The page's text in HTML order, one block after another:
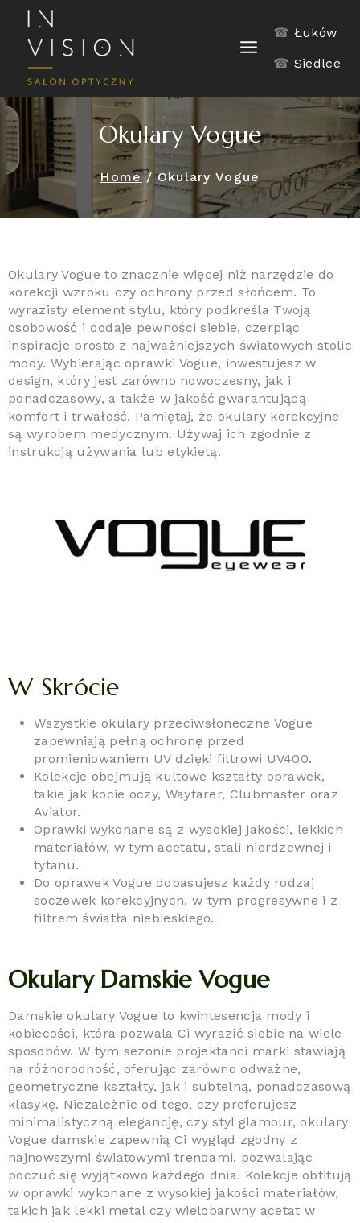
☎ Łuków
☎ Siedlce
Okulary Vogue
Home / Okulary Vogue
Okulary Vogue to znacznie więcej niż narzędzie do
korekcji wzroku czy ochrony przed słońcem. To
wyrazisty element stylu, który podkreśla Twoją
osobowość i dodaje pewności siebie, czerpiąc
inspiracje prosto z najważniejszych światowych stolic
mody. Wybierając oprawki Vogue, inwestujesz w
design, który jest zarówno nowoczesny, jak i
ponadczasowy, a także w jakość gwarantującą
komfort i trwałość. Pamiętaj, że okulary korekcyjne
są wyrobem medycznym. Używaj ich zgodnie z
instrukcją używania lub etykietą.
W Skrócie
Wszystkie okulary przeciwsłoneczne Vogue
zapewniają pełną ochronę przed
promieniowaniem UV dzięki filtrowi UV400.
Kolekcje obejmują kultowe kształty oprawek,
takie jak kocie oczy, Wayfarer, Clubmaster oraz
Aviator.
Oprawki wykonane są z wysokiej jakości, lekkich
materiałów, w tym acetatu, stali nierdzewnej i
tytanu.
Do oprawek Vogue dopasujesz każdy rodzaj
soczewek korekcyjnych, w tym progresywne i z
filtrem światła niebieskiego.
Okulary Damskie Vogue
Damskie okulary Vogue to kwintesencja mody i
kobiecości, która pozwala Ci wyrazić siebie na wiele
sposobów. W tym sezonie projektanci marki stawiają
na różnorodność, oferując zarówno odważne,
geometryczne kształty, jak i subtelną, ponadczasową
klasykę. Niezależnie od tego, czy preferujesz
minimalistyczną elegancję, czy styl glamour, okulary
Vogue damskie zapewnią Ci wygląd zgodny z
najnowszymi światowymi trendami, pozwalając
poczuć się wyjątkowo każdego dnia. Kolekcje obfitują
w oprawki wykonane z wysokiej jakości materiałów,
takich jak lekki metal czy wielobarwny acetat w